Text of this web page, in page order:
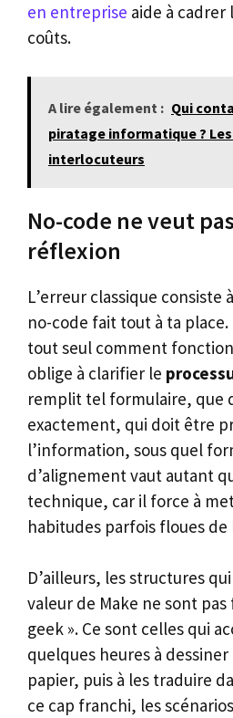
en entreprise aide à cadrer
coûts.
A lire également : Qui
piratage informatique ?
interlocuteurs
No-code ne veut
réflexion
L’erreur classique consiste
no-code fait tout à ta
tout seul comment
oblige à clarifier le
remplit tel formulaire, que
exactement, qui doit être
l’information, sous quel
d’alignement vaut autant
technique, car il force à
habitudes parfois floues de
D’ailleurs, les structures
valeur de Make ne sont
geek ». Ce sont celles qui
quelques heures à
papier, puis à les traduire
ce cap franchi, les